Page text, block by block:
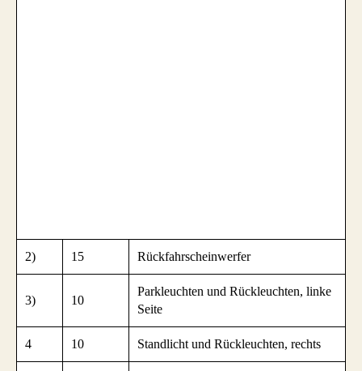
2) 15 Rückfahrscheinwerfer
3) 10
Parkleuchten und Rückleuchten, linke
Seite
4 10 Standlicht und Rückleuchten, rechts